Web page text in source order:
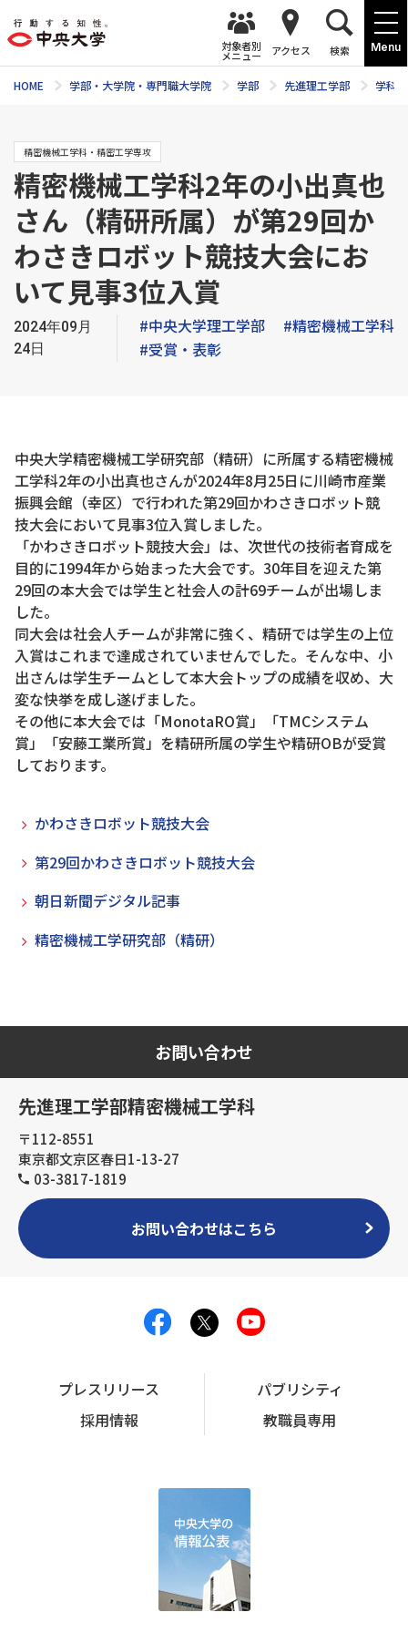
Menu
対象者別
メニュー アクセス 検索
HOME 学部・大学院・専門職大学院 学部 先進理工学部 学科
精密機械工学科・精密工学専攻
精密機械工学科2年の小出真也
さん（精研所属）が第29回か
わさきロボット競技大会にお
いて見事3位入賞
2024年09月
24日
#中央大学理工学部
#精密機械工学科
#受賞・表彰
中央大学精密機械工学研究部（精研）に所属する精密機械
工学科2年の小出真也さんが2024年8月25日に川崎市産業
振興会館（幸区）で行われた第29回かわさきロボット競
技大会において見事3位入賞しました。
「かわさきロボット競技大会」は、次世代の技術者育成を
目的に1994年から始まった大会です。30年目を迎えた第
29回の本大会では学生と社会人の計69チームが出場しま
した。
同大会は社会人チームが非常に強く、精研では学生の上位
入賞はこれまで達成されていませんでした。そんな中、小
出さんは学生チームとして本大会トップの成績を収め、大
変な快挙を成し遂げました。
その他に本大会では「MonotaRO賞」「TMCシステム
賞」「安藤工業所賞」を精研所属の学生や精研OBが受賞
しております。
かわさきロボット競技大会
第29回かわさきロボット競技大会
朝日新聞デジタル記事
精密機械工学研究部（精研）
お問い合わせ
先進理工学部精密機械工学科
〒112-8551
東京都文京区春日1-13-27
03-3817-1819
お問い合わせはこちら
プレスリリース
パブリシティ
採用情報
教職員専用